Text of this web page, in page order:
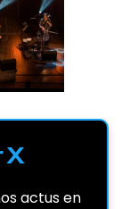
X
actus en